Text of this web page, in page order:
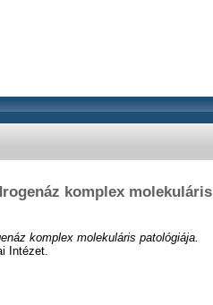
komplex molekuláris
komplex molekuláris patológiája.
Intézet.